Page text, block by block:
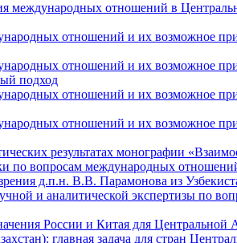
международных отношений в
отношений и их возможное
отношений и их возможное
подход
отношений и их возможное
отношений и их возможное
результатах монографии
по вопросам международных
д.п.н. В.В. Парамонова из
и аналитической экспертизы по
России и Китая для Центральной
главная задача для стран